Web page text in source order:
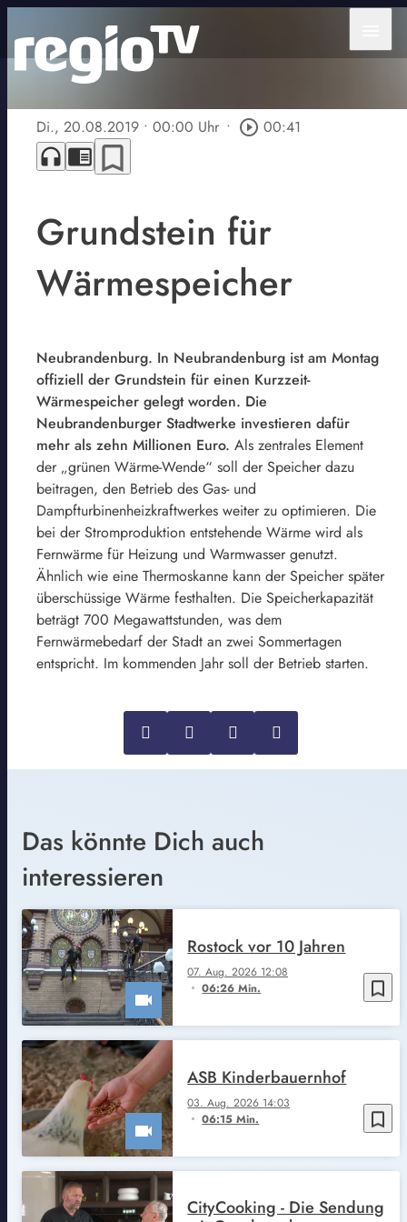
Di., 20.08.2019 • 00:00 Uhr • play_circle_outline 00:41
headphones chrome_reader_mode bookmark_border
Grundstein für
Wärmespeicher
Neubrandenburg. In Neubrandenburg ist am Montag
offiziell der Grundstein für einen Kurzzeit-
Wärmespeicher gelegt worden. Die
Neubrandenburger Stadtwerke investieren dafür
mehr als zehn Millionen Euro. Als zentrales Element
der „grünen Wärme-Wende“ soll der Speicher dazu
beitragen, den Betrieb des Gas- und
Dampfturbinenheizkraftwerkes weiter zu optimieren. Die
bei der Stromproduktion entstehende Wärme wird als
Fernwärme für Heizung und Warmwasser genutzt.
Ähnlich wie eine Thermoskanne kann der Speicher später
überschüssige Wärme festhalten. Die Speicherkapazität
beträgt 700 Megawattstunden, was dem
Fernwärmebedarf der Stadt an zwei Sommertagen
entspricht. Im kommenden Jahr soll der Betrieb starten.
Das könnte Dich auch
interessieren
bookmark_border
07. Aug. 2026 12:08
06:26 Min.
Rostock vor 10 Jahren
bookmark_border
03. Aug. 2026 14:03
06:15 Min.
ASB Kinderbauernhof
CityCooking - Die Sendung